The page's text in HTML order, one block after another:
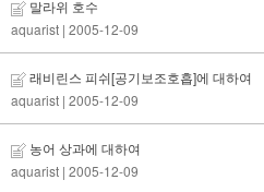
말라위 호수
aquarist | 2005-12-09
래비린스 피쉬[공기보조호흡]에 대하여
aquarist | 2005-12-09
농어 상과에 대하여
aquarist | 2005-12-09